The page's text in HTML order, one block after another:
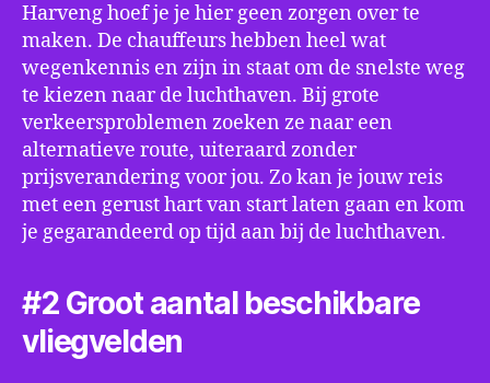
Harveng hoef je je hier geen zorgen over te
maken. De chauffeurs hebben heel wat
wegenkennis en zijn in staat om de snelste weg
te kiezen naar de luchthaven. Bij grote
verkeersproblemen zoeken ze naar een
alternatieve route, uiteraard zonder
prijsverandering voor jou. Zo kan je jouw reis
met een gerust hart van start laten gaan en kom
je gegarandeerd op tijd aan bij de luchthaven.
#2 Groot aantal beschikbare
vliegvelden